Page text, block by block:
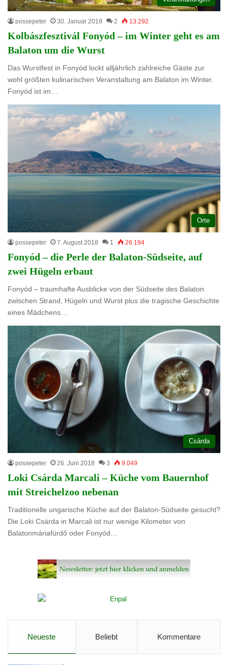
possepeter 30. Januar 2019 2 13.292
Kolbászfesztivál Fonyód – im Winter geht es am
Balaton um die Wurst
Das Wurstfest in Fonyód lockt alljährlich zahlreiche Gäste zur
wohl größten kulinarischen Veranstaltung am Balaton im Winter.
Fonyód ist im…
Orte
possepeter 7. August 2018 1 26.194
Fonyód – die Perle der Balaton-Südseite, auf
zwei Hügeln erbaut
Fonyód – traumhafte Ausblicke von der Südseite des Balaton
zwischen Strand, Hügeln und Wurst plus die tragische Geschichte
eines Mädchens…
Csárda
possepeter 26. Juni 2018 3 9.049
Loki Csárda Marcali – Küche vom Bauernhof
mit Streichelzoo nebenan
Traditionelle ungarische Küche auf der Balaton-Südseite gesucht?
Die Loki Csárda in Marcali ist nur wenige Kilometer von
Balatonmáriafürdő oder Fonyód…
Neueste Beliebt Kommentare